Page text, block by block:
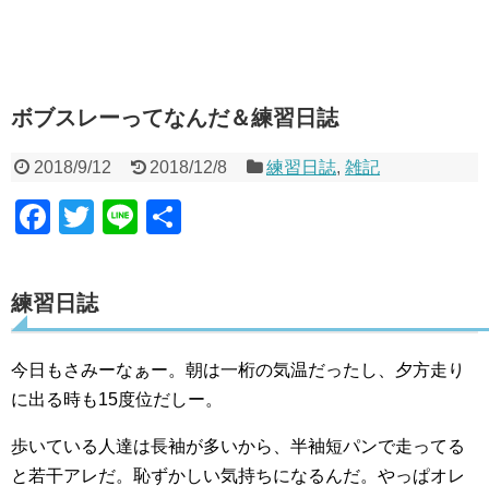
ボブスレーってなんだ＆練習日誌
2018/9/12 2018/12/8 練習日誌,雑記
F
c
e
b
o
k
T
tt
er
Li
練習日誌
今日もさみーなぁー。朝は一桁の気温だったし、夕方走り
に出る時も15度位だしー。
歩いている人達は長袖が多いから、半袖短パンで走ってる
と若干アレだ。恥ずかしい気持ちになるんだ。やっぱオレ